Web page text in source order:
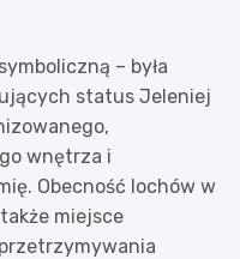
– była
status Jeleniej
wnętrza i
Obecność lochów w
miejsce